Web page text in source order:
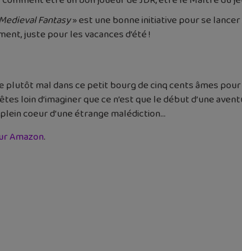
Fantasy» est une bonne initiative pour se
juste pour les vacances d’été !
plutôt mal dans ce petit bourg de cinq cents âmes
loin d’imaginer que ce n’est que le début d’une
coeur d’une étrange malédiction…
Amazon.